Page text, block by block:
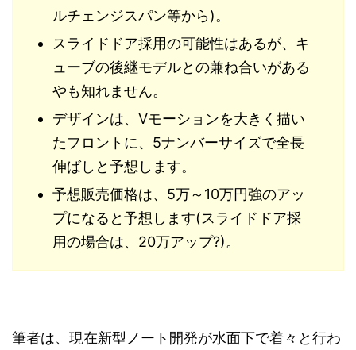
ルチェンジスパン等から)。
スライドドア採用の可能性はあるが、キ
ューブの後継モデルとの兼ね合いがある
やも知れません。
デザインは、Vモーションを大きく描い
たフロントに、5ナンバーサイズで全長
伸ばしと予想します。
予想販売価格は、5万～10万円強のアッ
プになると予想します(スライドドア採
用の場合は、20万アップ?)。
筆者は、現在新型ノート開発が水面下で着々と行わ